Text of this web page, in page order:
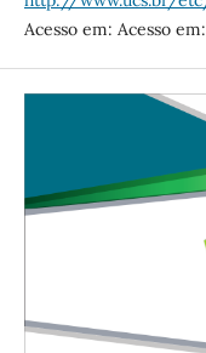
Acesso em: Acesso